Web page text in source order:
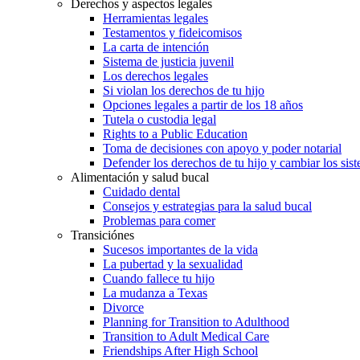
Derechos y aspectos legales
Herramientas legales
Testamentos y fideicomisos
La carta de intención
Sistema de justicia juvenil
Los derechos legales
Si violan los derechos de tu hijo
Opciones legales a partir de los 18 años
Tutela o custodia legal
Rights to a Public Education
Toma de decisiones con apoyo y poder notarial
Defender los derechos de tu hijo y cambiar los
Alimentación y salud bucal
Cuidado dental
Consejos y estrategias para la salud bucal
Problemas para comer
Transiciónes
Sucesos importantes de la vida
La pubertad y la sexualidad
Cuando fallece tu hijo
La mudanza a Texas
Divorce
Planning for Transition to Adulthood
Transition to Adult Medical Care
Friendships After High School